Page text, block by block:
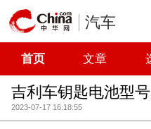
汽车
首页 文章
吉利车钥匙电池型
2023-07-17 16:18:55